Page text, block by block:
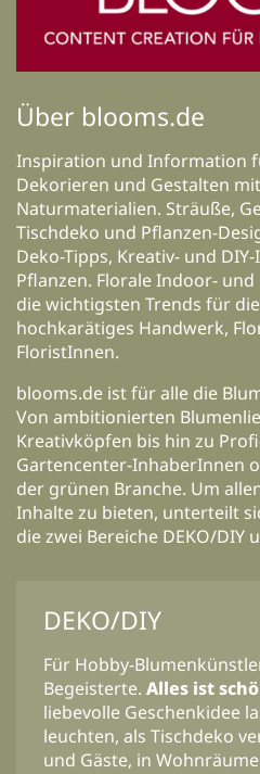
Über blooms.de
Inspiration und Information
Dekorieren und Gestalten
Naturmaterialien. Sträuße,
Tischdeko und Pflanzen-
Deko-Tipps, Kreativ- und
Pflanzen. Florale Indoor-
die wichtigsten Trends für
hochkarätiges Handwerk,
FloristInnen.
blooms.de ist für alle die
Von ambitionierten
Kreativköpfen bis hin zu
Gartencenter-InhaberInnen
der grünen Branche. Um
Inhalte zu bieten, unterteilt
die zwei Bereiche DEKO/DIY
DEKO/DIY
Für Hobby-
Begeisterte. Alles ist
liebevolle Geschenkidee
leuchten, als Tischdeko
und Gäste, in